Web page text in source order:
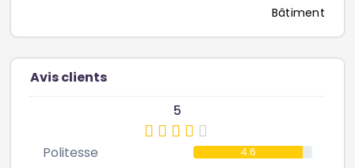
Bâtiment
Avis clients
5
Politesse 4.6